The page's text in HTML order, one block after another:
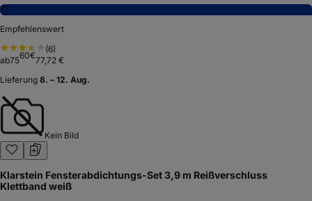
7,1
Empfehlenswert
(6)
ab7560€77,72 €
Lieferung 8. – 12. Aug.
Kein Bild
Klarstein Fensterabdichtungs-Set 3,9 m Reißverschluss
Klettband weiß